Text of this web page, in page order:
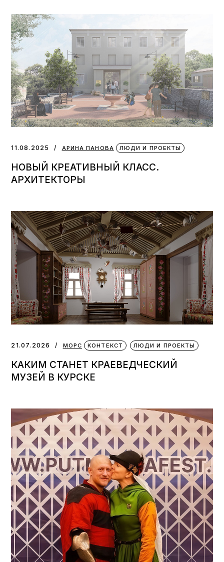
11.08.2025 АРИНА ПАНОВА ЛЮДИ И ПРОЕКТЫ
НОВЫЙ КРЕАТИВНЫЙ КЛАСС.
АРХИТЕКТОРЫ
21.07.2026 МОРС КОНТЕКСТ ЛЮДИ И ПРОЕКТЫ
КАКИМ СТАНЕТ КРАЕВЕДЧЕСКИЙ
МУЗЕЙ В КУРСКЕ